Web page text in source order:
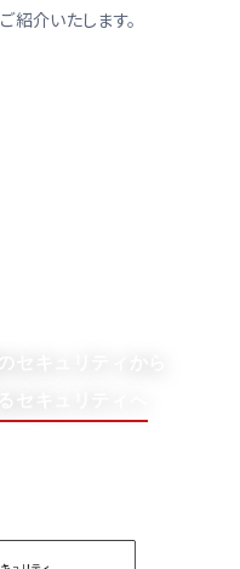
紹介いたします。
セキュリティから
セキュリティへ